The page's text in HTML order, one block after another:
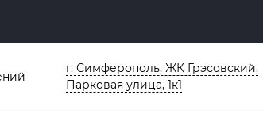
г. Симферополь, ЖК Грэсовский,
Парковая улица, 1к1